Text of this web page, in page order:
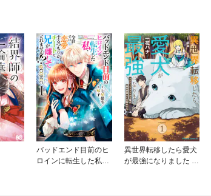
バッドエンド目前のヒ
ロインに転生した私、
異世界転移したら愛犬
が最強になりました ～